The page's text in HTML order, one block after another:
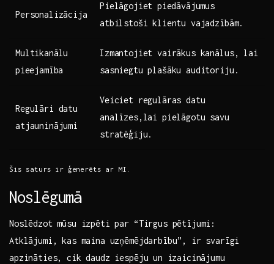
Personalizācija
Pielāgojiet ⁢piedāvājumus
atbilstoši klientu vajadzībām.
Multikanālu
⁢pieejamība
Izmantojiet vairākus kanālus, lai
sasniegtu plašāku auditoriju.
Regulāri datu‍
atjauninājumi
Veiciet‌ regulāras datu
analīzes,lai pielāgotu savu
‌stratēģiju.
Šis saturs ir ģenerēts ar MI.
Noslēgumā
Noslēdzot mūsu izpēti par “Tirgus pētījumi:
Atklājumi,‌ kas maina uzņēmējdarbību”, ir svarīgi
apzināties, cik daudz iespēju​ un⁣ izaicinājumu⁢